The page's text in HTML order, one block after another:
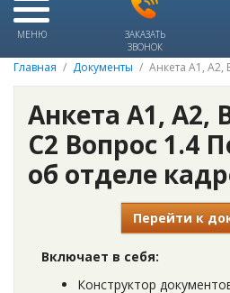
МЕНЮ
ЗАКАЗАТЬ
ЗВОНОК
Главная Документы Анкета А1, А2,
Анкета А1, А2,
С2 Вопрос 1.4
об отделе
Перейти к
Включает в себя:
Конструктор